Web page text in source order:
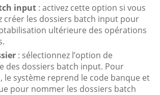
input : activez cette option si vous
créer les dossiers batch input pour
ultérieure des opérations
: sélectionnez l’option de
des dossiers batch input. Pour
, le système reprend le code banque et
pour nommer les dossiers batch